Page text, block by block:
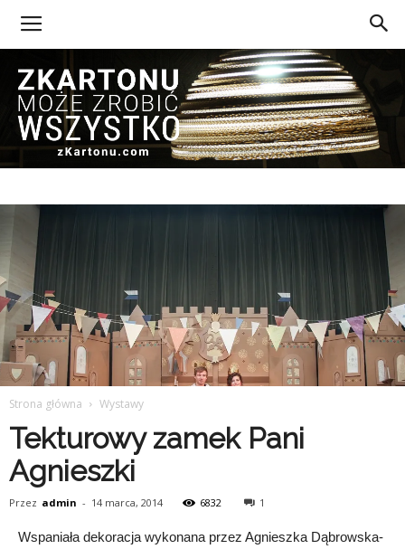
Z
Strona główna Wystawy
Tekturowy zamek Pani
Agnieszki
Przez admin - 14 marca, 2014 6832 1
Wspaniała dekoracja wykonana przez Agnieszka Dąbrowska-